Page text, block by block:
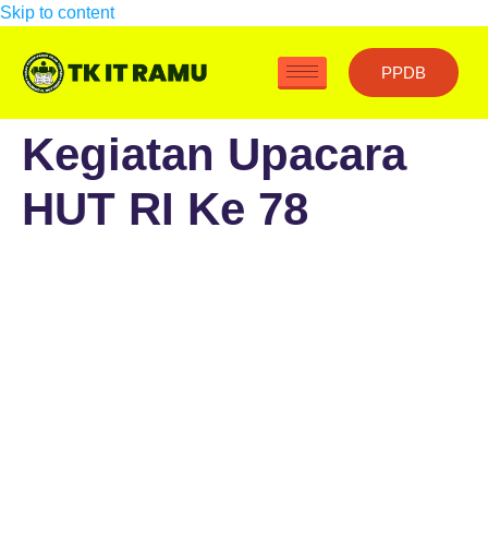
Skip to content
PPDB
Kegiatan Upacara
HUT RI Ke 78